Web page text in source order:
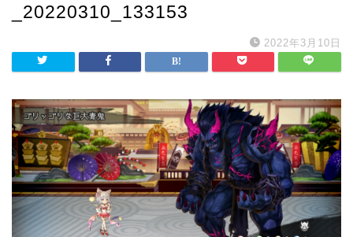
_20220310_133153
2022年3月10日